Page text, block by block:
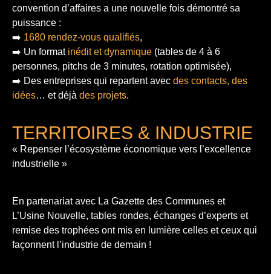
convention d’affaires a une nouvelle fois démontré sa
puissance :
➡️ 1680 rendez-vous qualifiés,
➡️ Un format inédit et dynamique (tables de 4 à 6
personnes, pitchs de 3 minutes, rotation optimisée),
➡️ Des entreprises qui repartent avec des contacts, des
idées… et déjà des projets.
TERRITOIRES & INDUSTRIE
« Repenser l’écosystème économique vers l’excellence
industrielle »
En partenariat avec La Gazette des Communes et
L’Usine Nouvelle, tables rondes, échanges d’experts et
remise des trophées ont mis en lumière celles et ceux qui
façonnent l’industrie de demain !